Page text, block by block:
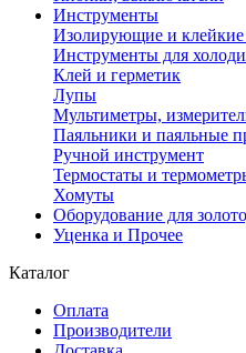
Инструменты
Изолирующие и клейкие
Инструменты для
Клей и герметик
Лупы
Мультиметры,
Паяльники и паяльные
Ручной инструмент
Термостаты и
Хомуты
Оборудование для
Уценка и Прочее
Каталог
Оплата
Производители